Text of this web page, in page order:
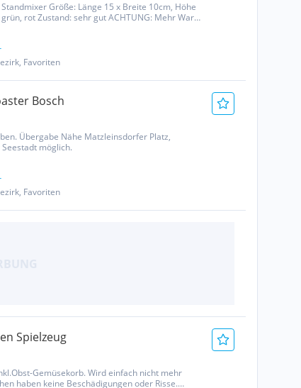
Größe: Länge 15 x Breite 10cm, Höhe
rot Zustand: sehr gut ACHTUNG: Mehr Ware
Favoriten
Bosch
Übergabe Nähe Matzleinsdorfer Platz,
möglich.
Favoriten
Spielzeug
Gemüsekorb. Wird einfach nicht mehr
haben keine Beschädigungen oder Risse.